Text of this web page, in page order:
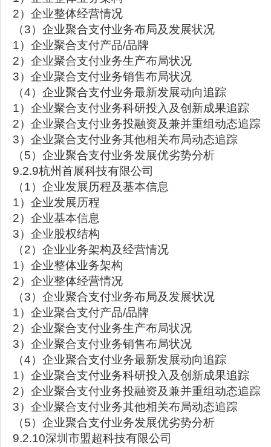
2）企业整体经营情况
（3）企业聚合支付业务布局及发展状况
1）企业聚合支付产品/品牌
2）企业聚合支付业务生产布局状况
3）企业聚合支付业务销售布局状况
（4）企业聚合支付业务最新发展动向追踪
1）企业聚合支付业务科研投入及创新成果追踪
2）企业聚合支付业务投融资及兼并重组动态追踪
3）企业聚合支付业务其他相关布局动态追踪
（5）企业聚合支付业务发展优劣势分析
9.2.9杭州首展科技有限公司
（1）企业发展历程及基本信息
1）企业发展历程
2）企业基本信息
3）企业股权结构
（2）企业业务架构及经营情况
1）企业整体业务架构
2）企业整体经营情况
（3）企业聚合支付业务布局及发展状况
1）企业聚合支付产品/品牌
2）企业聚合支付业务生产布局状况
3）企业聚合支付业务销售布局状况
（4）企业聚合支付业务最新发展动向追踪
1）企业聚合支付业务科研投入及创新成果追踪
2）企业聚合支付业务投融资及兼并重组动态追踪
3）企业聚合支付业务其他相关布局动态追踪
（5）企业聚合支付业务发展优劣势分析
9.2.10深圳市盟超科技有限公司